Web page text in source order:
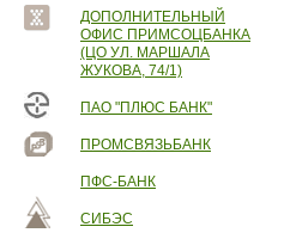
ДОПОЛНИТЕЛЬНЫЙ
ОФИС ПРИМСОЦБАНКА
(ЦО УЛ. МАРШАЛА
ЖУКОВА, 74/1)
ПАО "ПЛЮС БАНК"
ПРОМСВЯЗЬБАНК
ПФС-БАНК
СИБЭС